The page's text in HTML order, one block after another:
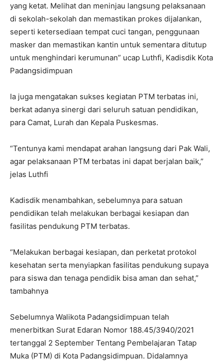
yang ketat. Melihat dan meninjau langsung pelaksanaan
di sekolah-sekolah dan memastikan prokes dijalankan,
seperti ketersediaan tempat cuci tangan, penggunaan
masker dan memastikan kantin untuk sementara ditutup
untuk menghindari kerumunan” ucap Luthfi, Kadisdik Kota
Padangsidimpuan
Ia juga mengatakan sukses kegiatan PTM terbatas ini,
berkat adanya sinergi dari seluruh satuan pendidikan,
para Camat, Lurah dan Kepala Puskesmas.
“Tentunya kami mendapat arahan langsung dari Pak Wali,
agar pelaksanaan PTM terbatas ini dapat berjalan baik,”
jelas Luthfi
Kadisdik menambahkan, sebelumnya para satuan
pendidikan telah melakukan berbagai kesiapan dan
fasilitas pendukung PTM terbatas.
“Melakukan berbagai kesiapan, dan perketat protokol
kesehatan serta menyiapkan fasilitas pendukung supaya
para siswa dan tenaga pendidik bisa aman dan sehat,”
tambahnya
Sebelumnya Walikota Padangsidimpuan telah
menerbitkan Surat Edaran Nomor 188.45/3940/2021
tertanggal 2 September Tentang Pembelajaran Tatap
Muka (PTM) di Kota Padangsidimpuan. Didalamnya